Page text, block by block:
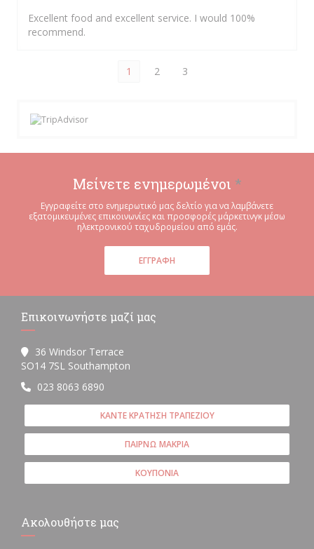
Excellent food and excellent service. I would 100%
recommend.
1 2 3
Μείνετε ενημερωμένοι *
Εγγραφείτε στο ενημερωτικό μας δελτίο για να λαμβάνετε
εξατομικευμένες επικοινωνίες και προσφορές μάρκετινγκ μέσω
ηλεκτρονικού ταχυδρομείου από εμάς.
ΕΓΓΡΑΦΉ
Επικοινωνήστε μαζί μας
36 Windsor Terrace
SO14 7SL Southampton
023 8063 6890
ΚΆΝΤΕ ΚΡΆΤΗΣΗ ΤΡΑΠΕΖΙΟΎ
ΠΑΊΡΝΩ ΜΑΚΡΙΆ
ΚΟΥΠΌΝΙΑ
Ακολουθήστε μας